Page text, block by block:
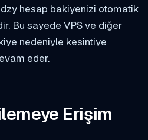
hesap bakiyenizi otomatik
Bu sayede VPS ve diğer
nedeniyle kesintiye
eder.
Erişim